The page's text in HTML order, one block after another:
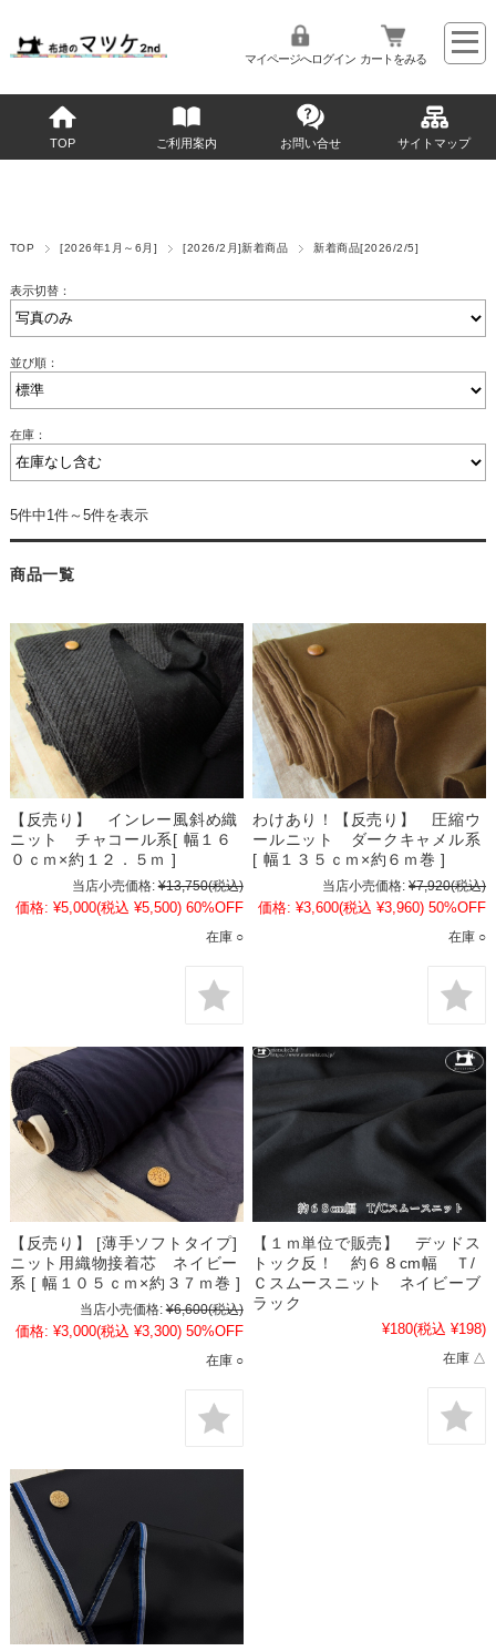
マイページへログイン カートをみる
TOP ご利用案内 お問い合せ サイトマップ
TOP [2026年1月～6月] [2026/2月]新着商品 新着商品[2026/2/5]
表示切替：
並び順：
在庫：
5件中1件～5件を表示
商品一覧
【反売り】 インレー風斜め織
ニット チャコール系[ 幅１６
０ｃｍ×約１２．５ｍ ]
当店小売価格: ¥13,750(税込)
価格: ¥5,000(税込 ¥5,500) 60%OFF
在庫 ○
わけあり！【反売り】 圧縮ウ
ールニット ダークキャメル系
[ 幅１３５ｃｍ×約６ｍ巻 ]
当店小売価格: ¥7,920(税込)
価格: ¥3,600(税込 ¥3,960) 50%OFF
在庫 ○
【反売り】 [薄手ソフトタイプ]
ニット用織物接着芯 ネイビー
系 [ 幅１０５ｃｍ×約３７ｍ巻 ]
当店小売価格: ¥6,600(税込)
価格: ¥3,000(税込 ¥3,300) 50%OFF
在庫 ○
【１ｍ単位で販売】 デッドス
トック反！ 約６８cm幅 Ｔ/
Ｃスムースニット ネイビーブ
ラック
¥180(税込 ¥198)
在庫 △